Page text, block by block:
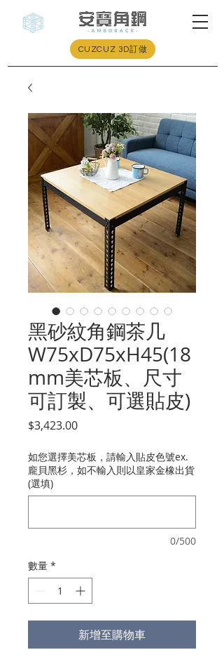
CUZCUZ 3D訂做
黑砂紋角鋼茶几
W75xD75xH45(18
mm美芯板、尺寸
可訂製、可選貼皮)
$3,423.00價
如您選擇美芯板，請輸入貼皮色號ex.
龐貝黑杉，如不輸入則以皇家金橡出貨
(選填)
0/500
數量 *
新增至購物車